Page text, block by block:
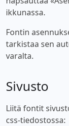
ikkunassa.
Fontin
tarkistaa sen
varalta.
Sivusto
Liitä fontit
css-tiedostossa: